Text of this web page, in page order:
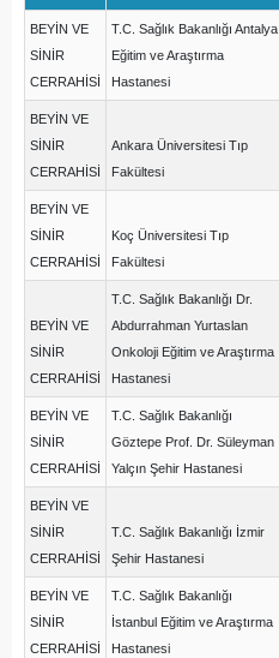
BEYİN VE
SİNİR
CERRAHİSİ
T.C. Sağlık Bakanlığı Antalya
Eğitim ve Araştırma
Hastanesi
BEYİN VE
SİNİR
CERRAHİSİ
Ankara Üniversitesi Tıp
Fakültesi
BEYİN VE
SİNİR
CERRAHİSİ
Koç Üniversitesi Tıp
Fakültesi
BEYİN VE
SİNİR
CERRAHİSİ
T.C. Sağlık Bakanlığı Dr.
Abdurrahman Yurtaslan
Onkoloji Eğitim ve Araştırma
Hastanesi
BEYİN VE
SİNİR
CERRAHİSİ
T.C. Sağlık Bakanlığı
Göztepe Prof. Dr. Süleyman
Yalçın Şehir Hastanesi
BEYİN VE
SİNİR
CERRAHİSİ
T.C. Sağlık Bakanlığı İzmir
Şehir Hastanesi
BEYİN VE
SİNİR
CERRAHİSİ
T.C. Sağlık Bakanlığı
İstanbul Eğitim ve Araştırma
Hastanesi